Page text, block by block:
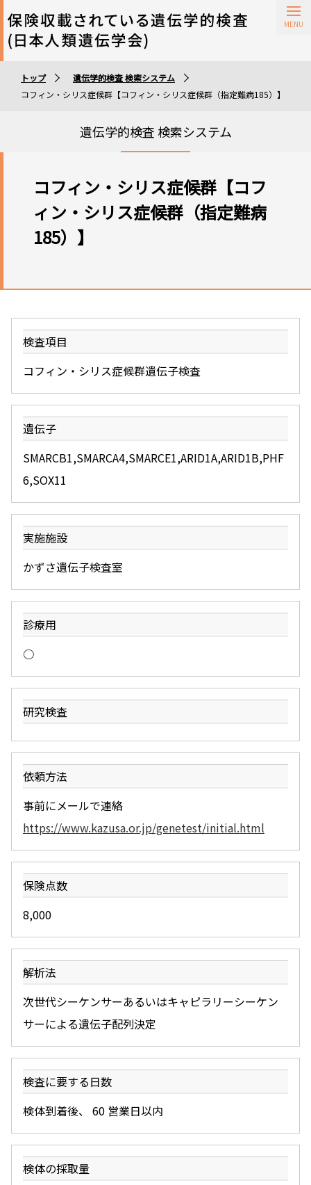
保険収載されている遺伝学的検査
遺伝学的検査実施施設
トップ
遺伝学的検査 検索システム
コフィン・シリス症候群【コフィン・シリス症候群（指定難病185）】
遺伝学的検査 検索システム
コフィン・シリス症候群【コフ
ィン・シリス症候群（指定難病
185）】
検査項目
コフィン・シリス症候群遺伝子検査
遺伝子
SMARCB1,SMARCA4,SMARCE1,ARID1A,ARID1B,PHF
6,SOX11
実施施設
かずさ遺伝子検査室
診療用
○
研究検査
依頼方法
事前にメールで連絡
https://www.kazusa.or.jp/genetest/initial.html
保険点数
8,000
解析法
次世代シーケンサーあるいはキャピラリーシーケン
サーによる遺伝子配列決定
検査に要する日数
検体到着後、 60 営業日以内
検体の採取量